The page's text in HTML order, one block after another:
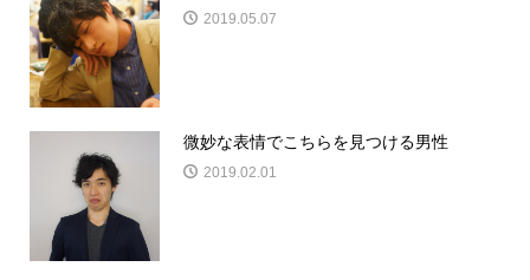
2019.05.07
微妙な表情でこちらを見つける男性
2019.02.01